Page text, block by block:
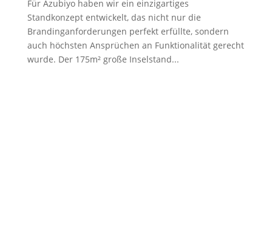
Für Azubiyo haben wir ein einzigartiges
Standkonzept entwickelt, das nicht nur die
Brandinganforderungen perfekt erfüllte, sondern
auch höchsten Ansprüchen an Funktionalität gerecht
wurde. Der 175m² große Inselstand...